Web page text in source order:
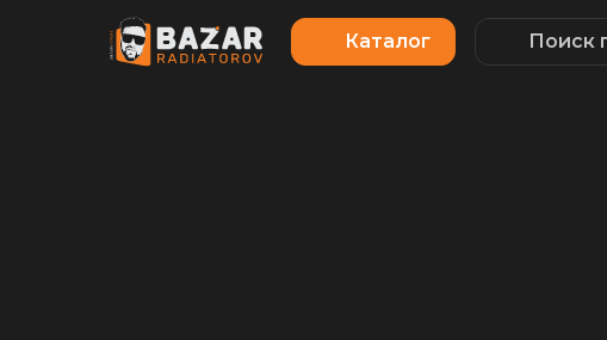
Каталог Поиск